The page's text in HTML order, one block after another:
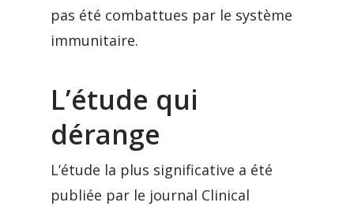
pas été combattues par le système
immunitaire.
L’étude qui
dérange
L’étude la plus significative a été
publiée par le journal Clinical